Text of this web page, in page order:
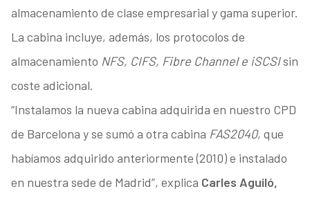
almacenamiento de clase empresarial y gama superior.
La cabina incluye, además, los protocolos de
almacenamiento NFS, CIFS, Fibre Channel e iSCSIsin
coste adicional.
“Instalamos la nueva cabina adquirida en nuestro CPD
de Barcelona y se sumó a otra cabina FAS2040, que
habíamos adquirido anteriormente (2010) e instalado
en nuestra sede de Madrid”, explica Carles Aguiló,